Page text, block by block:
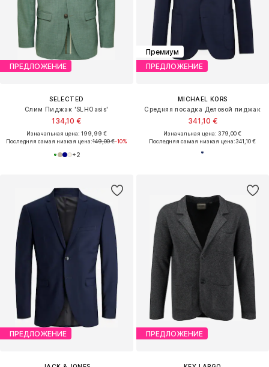
ПРЕДЛОЖЕНИЕ
SELECTED
Слим Пиджак 'SLHOasis'
134,10 €
Изначальная цена: 199,99 €
Последняя самая низкая цена:149,00 €-10%
+2
Премиум
ПРЕДЛОЖЕНИЕ
MICHAEL KORS
Средняя посадка Деловой пиджак
341,10 €
Изначальная цена: 379,00 €
Последняя самая низкая цена:341,10 €
ПРЕДЛОЖЕНИЕ ПРЕДЛОЖЕНИЕ